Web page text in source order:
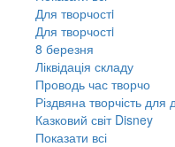
Для творчостi
Для творчостi
8 березня
Ліквідація складу
Проводь час творчо
Різдвяна творчість для
Казковий світ Disney
Показати всі